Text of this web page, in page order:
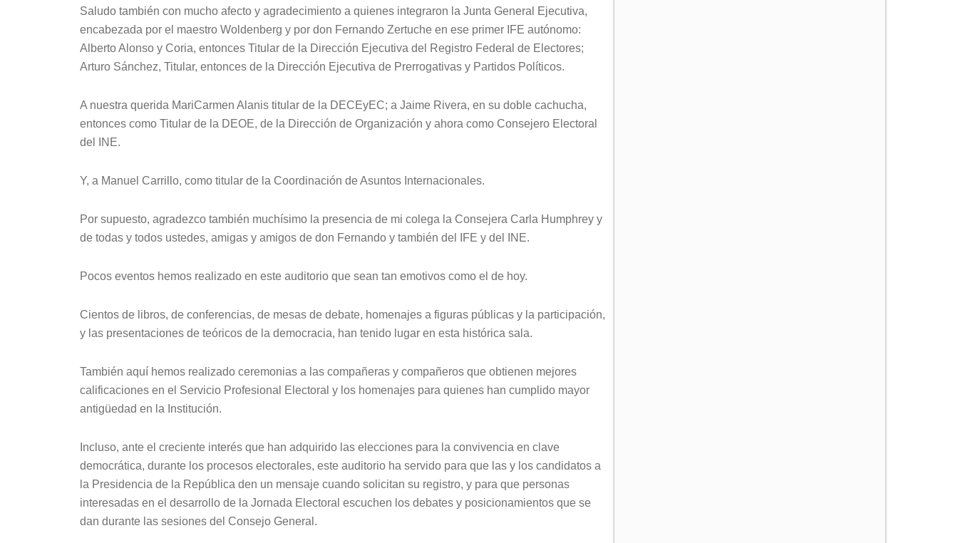
Saludo también con mucho afecto y agradecimiento a quienes integraron la Junta General Ejecutiva,
encabezada por el maestro Woldenberg y por don Fernando Zertuche en ese primer IFE autónomo:
Alberto Alonso y Coria, entonces Titular de la Dirección Ejecutiva del Registro Federal de Electores;
Arturo Sánchez, Titular, entonces de la Dirección Ejecutiva de Prerrogativas y Partidos Políticos.
A nuestra querida MariCarmen Alanis titular de la DECEyEC; a Jaime Rivera, en su doble cachucha,
entonces como Titular de la DEOE, de la Dirección de Organización y ahora como Consejero Electoral
del INE.
Y, a Manuel Carrillo, como titular de la Coordinación de Asuntos Internacionales.
Por supuesto, agradezco también muchísimo la presencia de mi colega la Consejera Carla Humphrey y
de todas y todos ustedes, amigas y amigos de don Fernando y también del IFE y del INE.
Pocos eventos hemos realizado en este auditorio que sean tan emotivos como el de hoy.
Cientos de libros, de conferencias, de mesas de debate, homenajes a figuras públicas y la participación,
y las presentaciones de teóricos de la democracia, han tenido lugar en esta histórica sala.
También aquí hemos realizado ceremonias a las compañeras y compañeros que obtienen mejores
calificaciones en el Servicio Profesional Electoral y los homenajes para quienes han cumplido mayor
antigüedad en la Institución.
Incluso, ante el creciente interés que han adquirido las elecciones para la convivencia en clave
democrática, durante los procesos electorales, este auditorio ha servido para que las y los candidatos a
la Presidencia de la República den un mensaje cuando solicitan su registro, y para que personas
interesadas en el desarrollo de la Jornada Electoral escuchen los debates y posicionamientos que se
dan durante las sesiones del Consejo General.